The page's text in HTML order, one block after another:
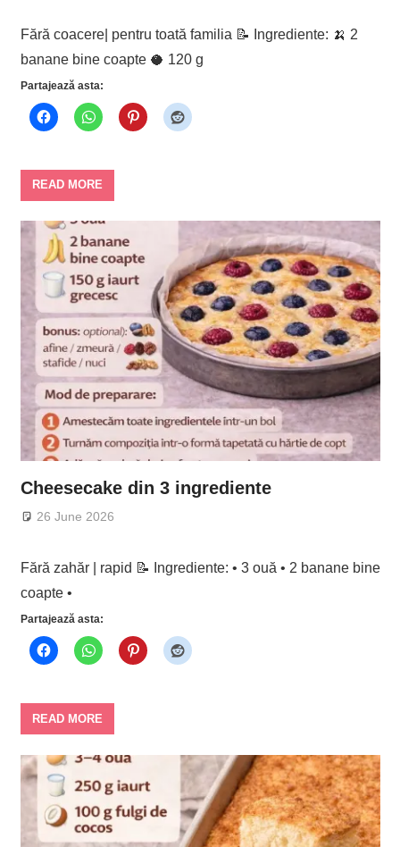
Fără coacere| pentru toată familia 📝 Ingrediente: 🍌 2
banane bine coapte 🥥 120 g
Partajează asta:
READ MORE
Cheesecake din 3 ingrediente
26 June 2026
Fără zahăr | rapid 📝 Ingrediente: • 3 ouă • 2 banane bine
coapte •
Partajează asta:
READ MORE